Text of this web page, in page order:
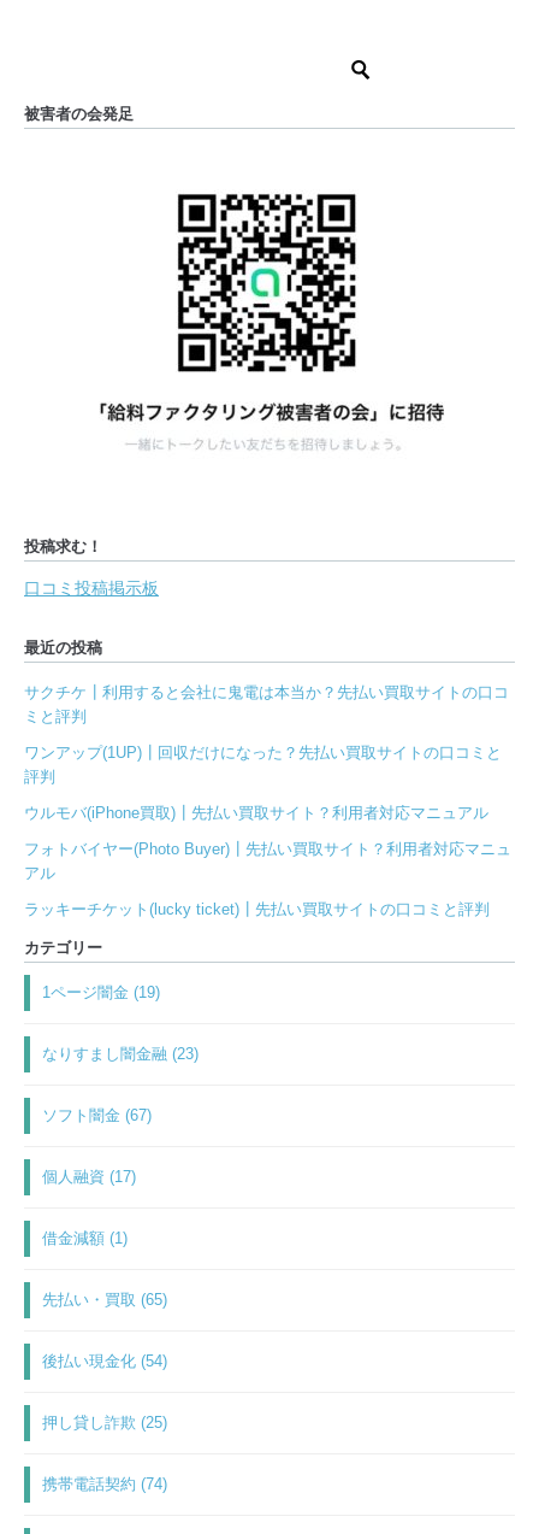
被害者の会発足
投稿求む！
口コミ投稿掲示板
最近の投稿
サクチケ┃利用すると会社に鬼電は本当か？先払い買取サイトの口コ
ミと評判
ワンアップ(1UP)┃回収だけになった？先払い買取サイトの口コミと
評判
ウルモバ(iPhone買取)┃先払い買取サイト？利用者対応マニュアル
フォトバイヤー(Photo Buyer)┃先払い買取サイト？利用者対応マニュ
アル
ラッキーチケット(lucky ticket)┃先払い買取サイトの口コミと評判
カテゴリー
1ページ闇金 (19)
なりすまし闇金融 (23)
ソフト闇金 (67)
個人融資 (17)
借金減額 (1)
先払い・買取 (65)
後払い現金化 (54)
押し貸し詐欺 (25)
携帯電話契約 (74)